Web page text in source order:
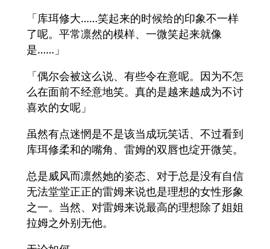
「库珥修大……笑起来的时候给的印象不一样
了呢。平常凛然的模样、一微笑起来就像
是……」
「偶尔会被这么说、有些令在意呢。因为不怎
么在面前不经意地笑。真的是越来越成为不讨
喜欢的女呢」
虽然有点迷惘是不是该当成玩笑话、不过看到
库珥修柔和的嘴角、雷姆的双唇也绽开微笑。
总是威风而凛然她的姿态、对于总是没有自信
无法堂堂正正的雷姆来说也是理想的女性形象
之一。当然、对雷姆来说最高的理想除了姐姐
拉姆之外别无他。